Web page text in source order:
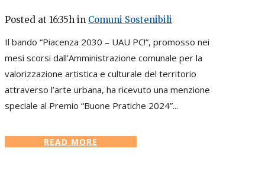
Posted at 16:35h in Comuni Sostenibili
Il bando “Piacenza 2030 – UAU PC!”, promosso nei
mesi scorsi dall’Amministrazione comunale per la
valorizzazione artistica e culturale del territorio
attraverso l’arte urbana, ha ricevuto una menzione
speciale al Premio “Buone Pratiche 2024”...
READ MORE